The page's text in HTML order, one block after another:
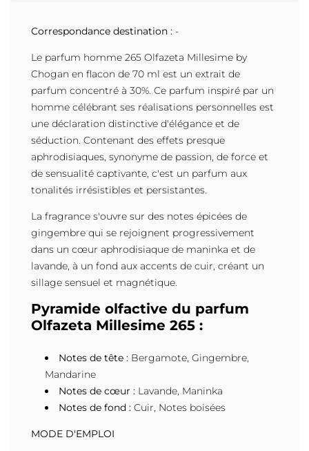
Correspondance destination : -
Le parfum homme 265 Olfazeta Millesime by
Chogan en flacon de 70 ml est un extrait de
parfum concentré à 30%. Ce parfum inspiré par un
homme célébrant ses réalisations personnelles est
une déclaration distinctive d'élégance et de
séduction. Contenant des effets presque
aphrodisiaques, synonyme de passion, de force et
de sensualité captivante, c'est un parfum aux
tonalités irrésistibles et persistantes.
La fragrance s'ouvre sur des notes épicées de
gingembre qui se rejoignent progressivement
dans un cœur aphrodisiaque de maninka et de
lavande, à un fond aux accents de cuir, créant un
sillage sensuel et magnétique.
Pyramide olfactive du parfum
Olfazeta Millesime 265 :
Notes de tête : Bergamote, Gingembre,
Mandarine
Notes de cœur : Lavande, Maninka
Notes de fond : Cuir, Notes boisées
MODE D'EMPLOI